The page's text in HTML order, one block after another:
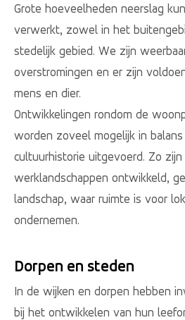
Grote hoeveelheden neerslag
verwerkt, zowel in het
stedelijk gebied. We zijn
overstromingen en er zijn
mens en dier.
Ontwikkelingen rondom de
worden zoveel mogelijk in
cultuurhistorie uitgevoerd. Zo
werklandschappen ontwikkeld,
landschap, waar ruimte is voor
ondernemen.
Dorpen en steden
In de wijken en dorpen hebben
bij het ontwikkelen van hun